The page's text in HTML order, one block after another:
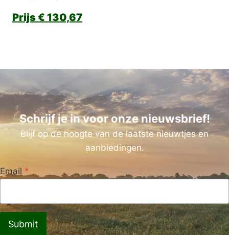
€ 130,67
Schrijf je in voor onze nieuwsbrief!
Blijf op de hoogte van de laatste nieuwtjes en
aanbiedingen.
Email *
Submit